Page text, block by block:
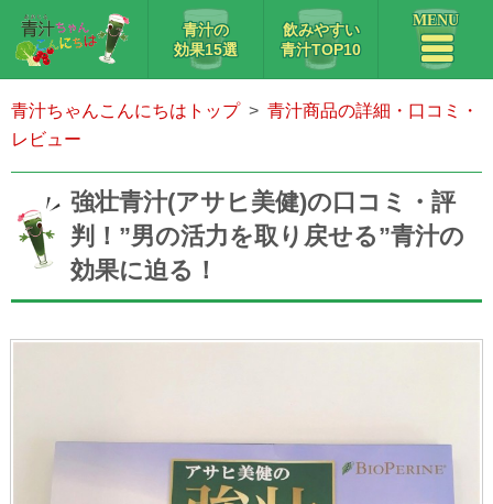
青汁の
効果15選
飲みやすい
青汁TOP10
MENU
青汁ちゃんこんにちはトップ
青汁商品の詳細・口コミ・
レビュー
強壮青汁(アサヒ美健)の口コミ・評
判！”男の活力を取り戻せる”青汁の
効果に迫る！